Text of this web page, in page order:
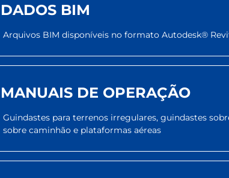
DADOS BIM
Arquivos BIM disponíveis no formato Autodesk®
MANUAIS DE OPERAÇÃO
Guindastes para terrenos irregulares, guindastes
sobre caminhão e plataformas aéreas